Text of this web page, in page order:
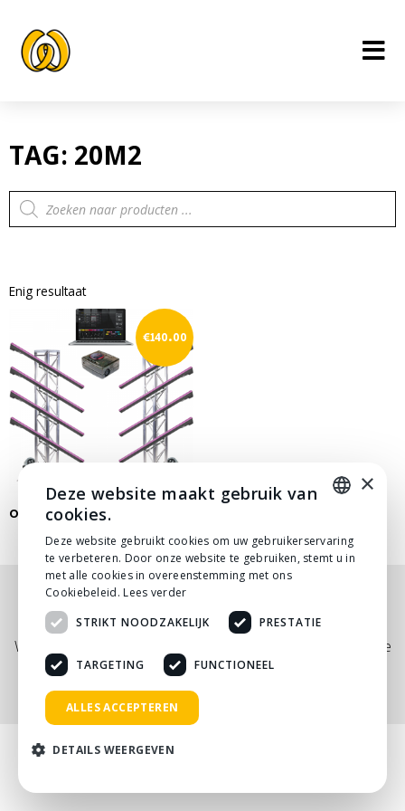
inhoud
TAG: 20M2
Producten
zoeken
Enig resultaat
OCTOSTRIP LICHTSET
€140.00
Nog niet helemaal gevonden wat je zocht? Bekijk
onzePDF prijslijst, of neem contactmet ons op.
Wij adviseren je graag via telefoon, mail of tijdens een kopje
koffie!
DUTCH
×
Deze website maakt gebruik van
cookies.
Deze website gebruikt cookies om uw gebruikerservaring
te verbeteren. Door onze website te gebruiken, stemt u in
met alle cookies in overeenstemming met ons
Cookiebeleid. Lees verder
STRIKT NOODZAKELIJK
PRESTATIE
TARGETING FUNCTIONEEL
ALLES ACCEPTEREN
DETAILS WEERGEVEN